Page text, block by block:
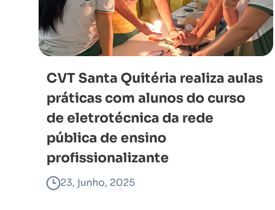
CVT Santa Quitéria realiza aulas
práticas com alunos do curso
de eletrotécnica da rede
pública de ensino
profissionalizante
23, junho, 2025